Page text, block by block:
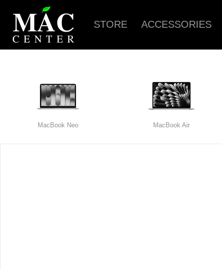
STORE ACCESSORIES
MacBook Neo MacBook Air